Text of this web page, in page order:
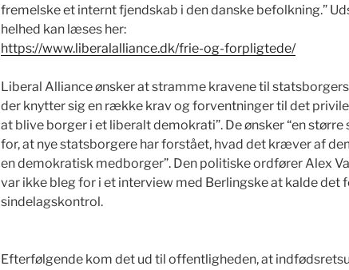
fremelske et internt fjendskab i den danske befolkning.”
helhed kan læses her:
https://www.liberalalliance.dk/frie-og-forpligtede/
Liberal Alliance ønsker at stramme kravene til
der knytter sig en række krav og forventninger til det
at blive borger i et liberalt demokrati”. De ønsker “en større
for, at nye statsborgere har forstået, hvad det kræver af
en demokratisk medborger”. Den politiske ordfører Alex
var ikke bleg for i et interview med Berlingske at kalde det
sindelagskontrol.
Efterfølgende kom det ud til offentligheden, at